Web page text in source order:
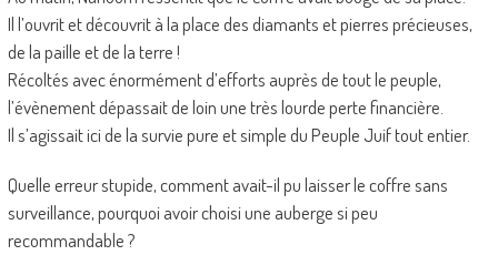
Il l’ouvrit et découvrit à la place des diamants et pierres précieuses,
de la paille et de la terre !
Récoltés avec énormément d’efforts auprès de tout le peuple,
l’évènement dépassait de loin une très lourde perte financière.
Il s’agissait ici de la survie pure et simple du Peuple Juif tout entier.
Quelle erreur stupide, comment avait-il pu laisser le coffre sans
surveillance, pourquoi avoir choisi une auberge si peu
recommandable ?